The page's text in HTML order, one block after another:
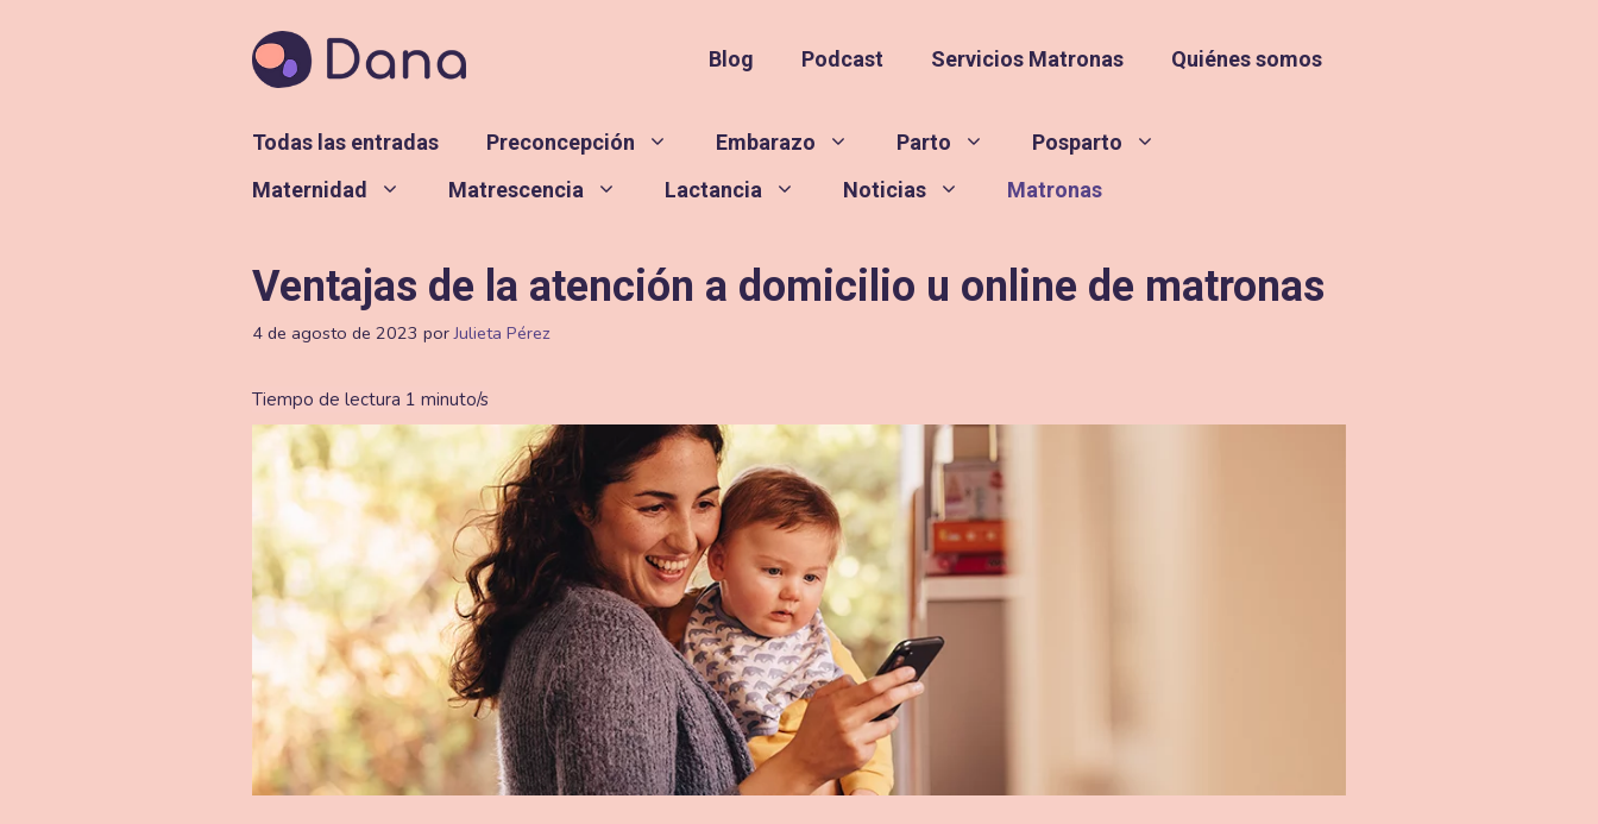
Blog Podcast Servicios Matronas Quiénes somos
Todas las entradas Preconcepción Embarazo Parto
Posparto
Maternidad
Matrescencia Lactancia Noticias Matronas
Ventajas de la atención a domicilio u online de matronas
4 de agosto de 2023 porJulieta Pérez